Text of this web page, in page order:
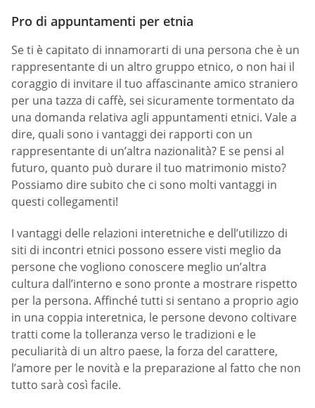
Pro di appuntamenti per etnia
Se ti è capitato di innamorarti di una persona che è un
rappresentante di un altro gruppo etnico, o non hai il
coraggio di invitare il tuo affascinante amico straniero
per una tazza di caffè, sei sicuramente tormentato da
una domanda relativa agli appuntamenti etnici. Vale a
dire, quali sono i vantaggi dei rapporti con un
rappresentante di un’altra nazionalità? E se pensi al
futuro, quanto può durare il tuo matrimonio misto?
Possiamo dire subito che ci sono molti vantaggi in
questi collegamenti!
I vantaggi delle relazioni interetniche e dell’utilizzo di
siti di incontri etnici possono essere visti meglio da
persone che vogliono conoscere meglio un’altra
cultura dall’interno e sono pronte a mostrare rispetto
per la persona. Affinché tutti si sentano a proprio agio
in una coppia interetnica, le persone devono coltivare
tratti come la tolleranza verso le tradizioni e le
peculiarità di un altro paese, la forza del carattere,
l’amore per le novità e la preparazione al fatto che non
tutto sarà così facile.